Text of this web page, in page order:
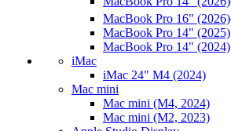
MacBook Pro 16" (2026)
MacBook Pro 14" (2025)
MacBook Pro 14" (2024)
iMac
iMac 24" M4 (2024)
Mac mini
Mac mini (M4, 2024)
Mac mini (M2, 2023)